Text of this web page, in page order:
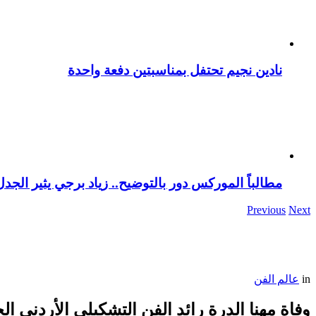
نادين نجيم تحتفل بمناسبتين دفعة واحدة
مطالباً الموركس دور بالتوضيح.. زياد برجي يثير
Previous Next
in عالم الفن
وفاة مهنا الدرة رائد الفن التشكيلي الأردني